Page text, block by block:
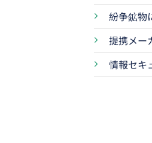
紛争鉱物
提携メー
情報セキ